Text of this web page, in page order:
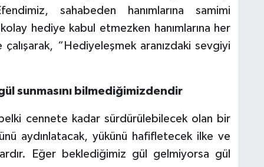
sahabeden hanımlarına samimi
hediye kabul etmezken hanımlarına her
“Hediyeleşmek aranızdaki sevgiyi
sunmasını bilmediğimizdendir
cennete kadar sürdürülebilecek olan bir
aydınlatacak, yükünü hafifletecek ilke ve
Eğer beklediğimiz gül gelmiyorsa gül